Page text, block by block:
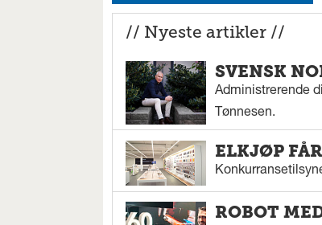
// Nyeste artikler //
SVENSK
Administrerende
Tønnesen.
ELKJØP
ROBOT